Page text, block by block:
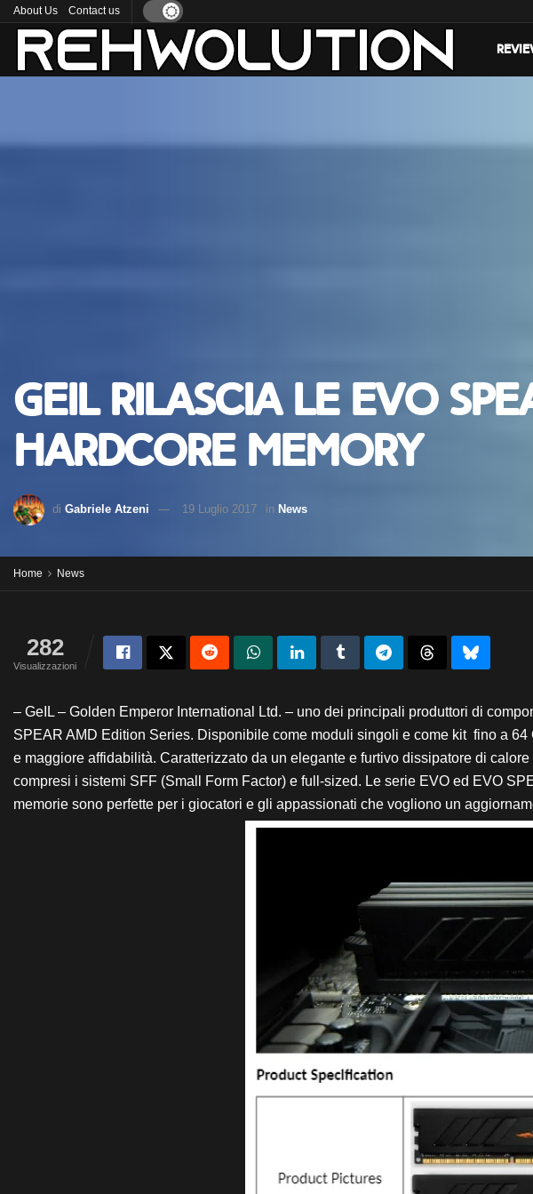
About Us Contact us
Geil rilascia le EVO
Hardcore Memory
di Gabriele Atzeni 19 Luglio 2017 in News
Home News
282
Visualizzazioni
– GeIL – Golden Emperor International Ltd. – uno dei principali produttori di
SPEAR AMD Edition Series. Disponibile come moduli singoli e come kit fino a
e maggiore affidabilità. Caratterizzato da un elegante e furtivo dissipatore di
compresi i sistemi SFF (Small Form Factor) e full-sized. Le serie EVO ed EVO
memorie sono perfette per i giocatori e gli appassionati che vogliono un